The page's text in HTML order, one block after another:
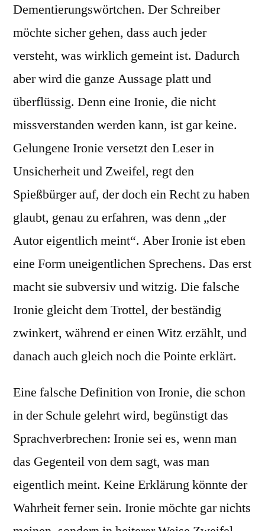
Dementierungswörtchen. Der Schreiber
möchte sicher gehen, dass auch jeder
versteht, was wirklich gemeint ist. Dadurch
aber wird die ganze Aussage platt und
überflüssig. Denn eine Ironie, die nicht
missverstanden werden kann, ist gar keine.
Gelungene Ironie versetzt den Leser in
Unsicherheit und Zweifel, regt den
Spießbürger auf, der doch ein Recht zu haben
glaubt, genau zu erfahren, was denn „der
Autor eigentlich meint“. Aber Ironie ist eben
eine Form uneigentlichen Sprechens. Das erst
macht sie subversiv und witzig. Die falsche
Ironie gleicht dem Trottel, der beständig
zwinkert, während er einen Witz erzählt, und
danach auch gleich noch die Pointe erklärt.
Eine falsche Definition von Ironie, die schon
in der Schule gelehrt wird, begünstigt das
Sprachverbrechen: Ironie sei es, wenn man
das Gegenteil von dem sagt, was man
eigentlich meint. Keine Erklärung könnte der
Wahrheit ferner sein. Ironie möchte gar nichts